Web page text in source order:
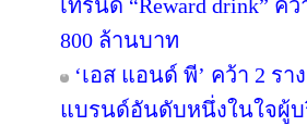
เทรนด์ “Reward drink”
800 ล้านบาท
‘เอส แอนด์ พี’ คว้า 2 รา
แบรนด์อันดับหนึ่งในใจผู้บ